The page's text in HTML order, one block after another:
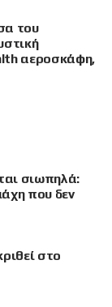
του
αεροσκάφη,
σιωπηλά:
που δεν
στο